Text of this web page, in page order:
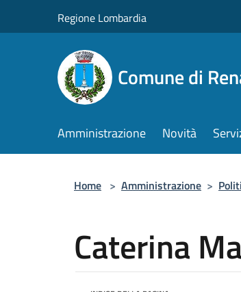
Regione Lombardia
Comune di
Amministrazione Novità
Home > Amministrazione >
Caterina